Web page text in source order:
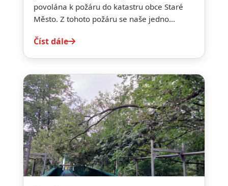
povolána k požáru do katastru obce Staré
Město. Z tohoto požáru se naše jedno...
Číst dále